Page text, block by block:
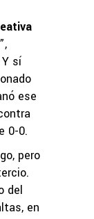
”,
sí
ese
0-0.
pero
del
en